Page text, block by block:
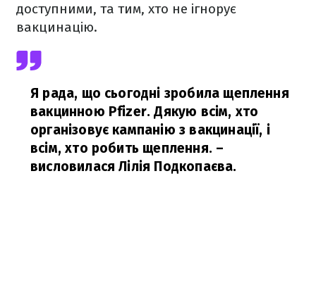
доступними, та тим, хто не ігнорує
вакцинацію.
Я рада, що сьогодні зробила щеплення
вакцинною Pfizer. Дякую всім, хто
організовує кампанію з вакцинації, і
всім, хто робить щеплення. –
висловилася Лілія Подкопаєва.